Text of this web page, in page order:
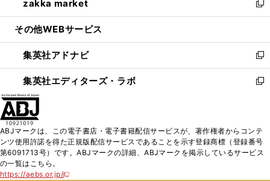
く
で
開
ド
ウ
開
く
ィ
ン
ウ
で
開
く
い
ウ
ン
ド
ウ
で
zakka market
新
し
ウ
ィ
ン
ド
く
その他WEBサービス
集英社アドナビ
新
し
い
ド
ウ
で
集英社エディターズ・ラボ
新
ィ
ン
ド
ABJマークは、この電子書店・電子書籍配信サービスが、著作権者からコンテ
ンツ使用許諾を得た正規版配信サービスであることを示す登録商標（登録番号
第6091713号）です。ABJマークの詳細、ABJマークを掲示しているサービス
の一覧はこちら。
https://aebs.or.jp/
新